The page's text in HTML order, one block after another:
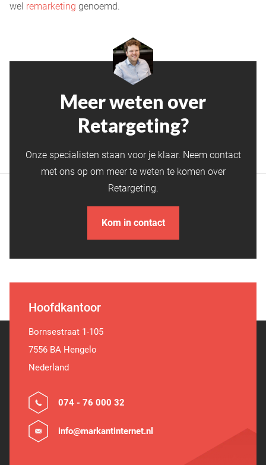
wel remarketing genoemd.
Meer weten over
Retargeting?
Onze specialisten staan voor je klaar. Neem contact
met ons op om meer te weten te komen over
Retargeting.
Kom in contact
Hoofdkantoor
Bornsestraat 1-105
7556 BA Hengelo
Nederland
074 - 76 000 32
info@markantinternet.nl